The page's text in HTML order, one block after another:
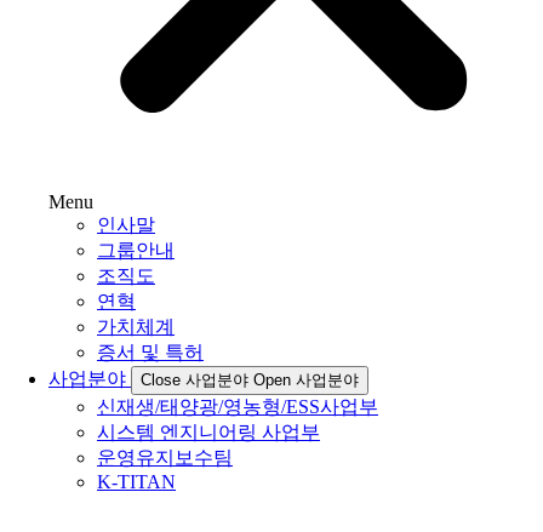
Menu
인사말
그룹안내
조직도
연혁
가치체계
증서 및 특허
사업분야
Close 사업분야 Open 사업분야
신재생/태양광/영농형/ESS사업부
시스템 엔지니어링 사업부
운영유지보수팀
K-TITAN